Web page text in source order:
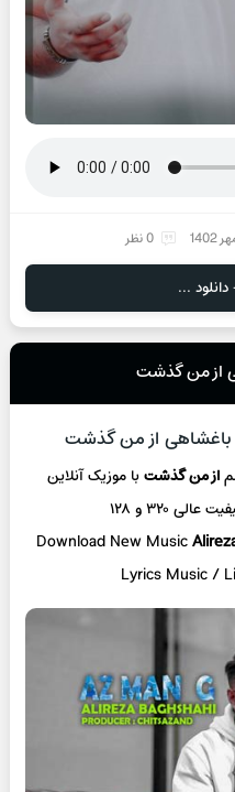
0 نظر
...
از من گذشت
باغشاهی از من گذشت
از من گذشتبا موزیک آنلاین
۳۲۰ و ۱۲۸
Download New Music
Lyrics Music /